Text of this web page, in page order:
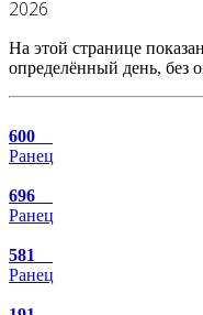
2026
На этой странице
определённый день, без
600
Ранец
696
Ранец
581
Ранец